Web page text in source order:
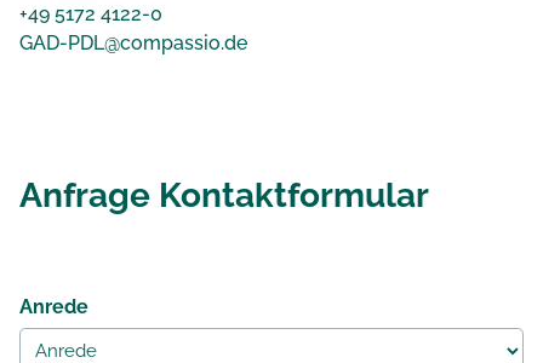
+49 5172 4122-0
GAD-PDL@compassio.de
Anfrage Kontaktformular
Anrede